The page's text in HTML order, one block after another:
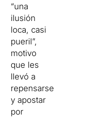
“una
ilusión
loca, casi
pueril”,
motivo
que les
llevó a
repensarse
y apostar
por